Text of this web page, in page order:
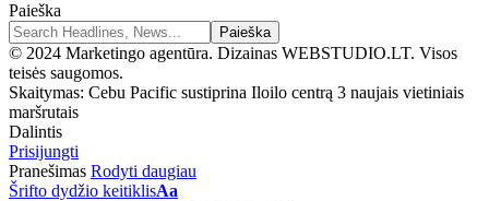
Paieška
© 2024 Marketingo agentūra. Dizainas WEBSTUDIO.LT. Visos
teisės saugomos.
Skaitymas: Cebu Pacific sustiprina Iloilo centrą 3 naujais vietiniais
maršrutais
Dalintis
Prisijungti
Pranešimas Rodyti daugiau
Šrifto dydžio keitiklisAa